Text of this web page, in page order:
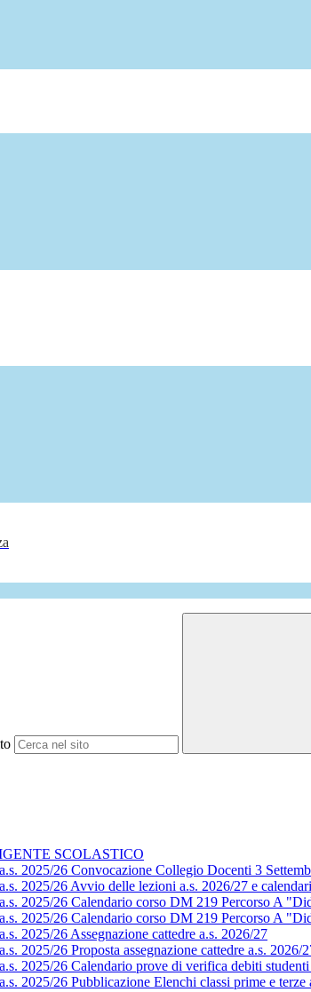
SCOLASTICO
2025/26 Convocazione Collegio Docenti 3
2025/26 Avvio delle lezioni a.s. 2026/27 e
2025/26 Calendario corso DM 219 Percorso A
2025/26 Calendario corso DM 219 Percorso A
2025/26 Assegnazione cattedre a.s. 2026/27
2025/26 Proposta assegnazione cattedre a.s. 2026/
2025/26 Calendario prove di verifica debiti
2025/26 Pubblicazione Elenchi classi prime e terze